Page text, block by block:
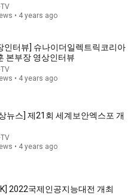
Real Korean Competition
• 13M views
• 4 years ago
인터뷰] 슈나이더일렉트릭코리아
본부장 영상인터뷰
• 4 years ago
뉴스] 제21회 세계보안엑스포 개
• 4 years ago
2022국제인공지능대전 개최